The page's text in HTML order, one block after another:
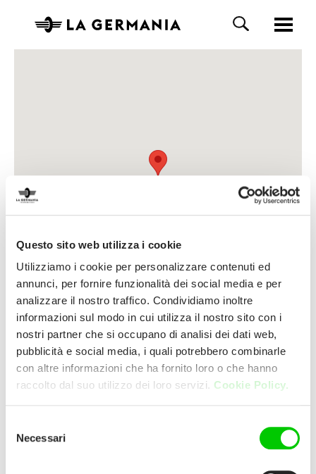
Questo sito web utilizza i cookie
Utilizziamo i cookie per personalizzare contenuti ed
annunci, per fornire funzionalità dei social media e per
analizzare il nostro traffico. Condividiamo inoltre
informazioni sul modo in cui utilizza il nostro sito con i
nostri partner che si occupano di analisi dei dati web,
pubblicità e social media, i quali potrebbero combinarle
con altre informazioni che ha fornito loro o che hanno
raccolto dal suo utilizzo dei loro servizi. Cookie Policy.
delNecessari
Effe 2 S.r.l.
(Firenze) Italia